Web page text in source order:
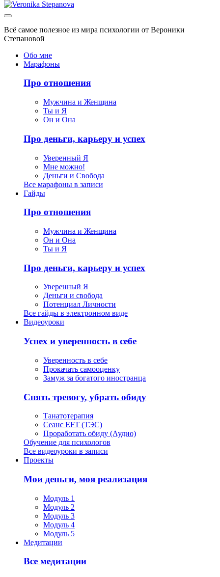
Всё самое полезное из мира психологии от Вероники
Степановой
Обо мне
Марафоны
Про отношения
Мужчина и Женщина
Ты и Я
Он и Она
Про деньги, карьеру и успех
Уверенный Я
Мне можно!
Деньги и Свобода
Все марафоны в записи
Гайды
Про отношения
Мужчина и Женщина
Он и Она
Ты и Я
Про деньги, карьеру и успех
Уверенный Я
Деньги и свобода
Потенциал Личности
Все гайды в электронном виде
Видеоуроки
Успех и уверенность в себе
Уверенность в себе
Прокачать самооценку
Замуж за богатого иностранца
Снять тревогу, убрать обиду
Танатотерапия
Сеанс EFT (ТЭС)
Проработать обиду (Аудио)
Обучение для психологов
Все видеоуроки в записи
Проекты
Мои деньги, моя реализация
Модуль 1
Модуль 2
Модуль 3
Модуль 4
Модуль 5
Медитации
Все медитации